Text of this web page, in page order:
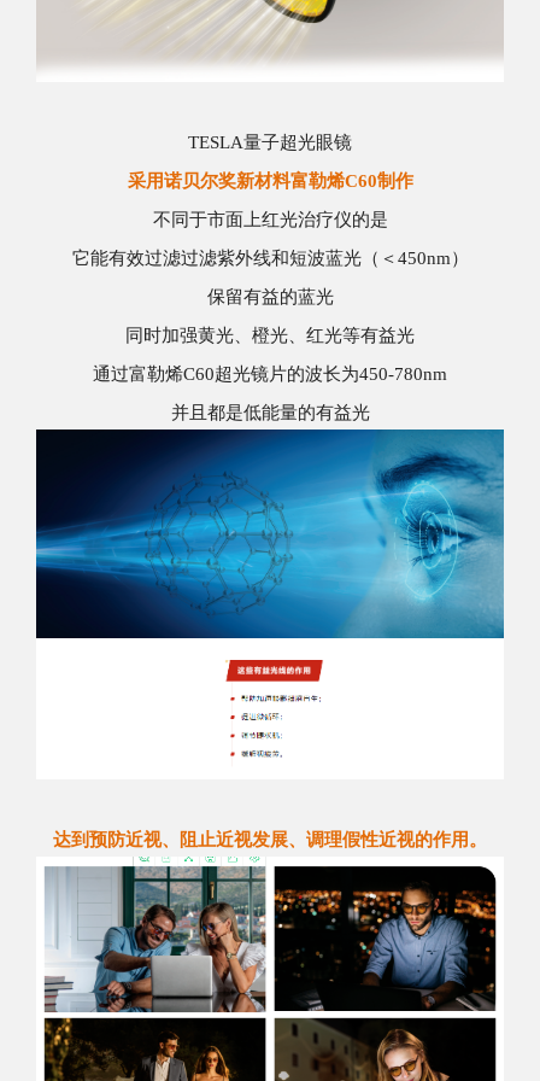
TESLA量子超光眼镜
采用诺贝尔奖新材料富勒烯C60制作
不同于市面上红光治疗仪的是
它能有效过滤过滤紫外线和短波蓝光（ ＜450nm）
保留有益的蓝光
同时加强黄光、橙光、红光等有益光
通过富勒烯C60超光镜片的波长为450-780nm
并且都是低能量的有益光
达到预防近视、阻止近视发展、 调理假性近视的作用。